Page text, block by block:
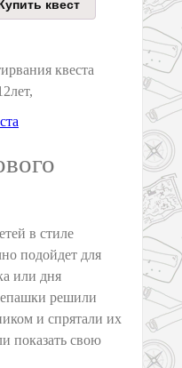
квеста
в стиле
подойдет для
или дня
решили
и спрятали их
показать свою